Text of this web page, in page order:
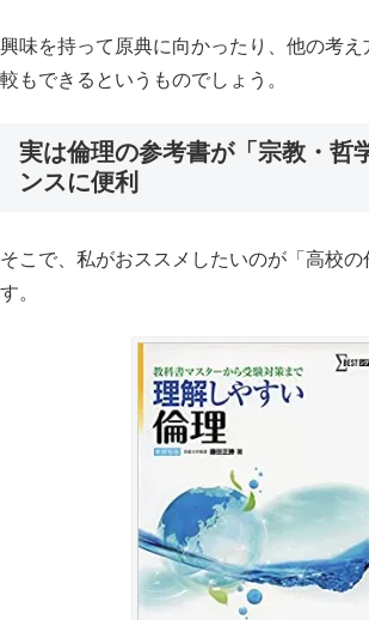
興味を持って原典に向かったり、他の考
較もできるというものでしょう。
実は倫理の参考書が「宗教・哲
ンスに便利
そこで、私がおススメしたいのが「高校
す。